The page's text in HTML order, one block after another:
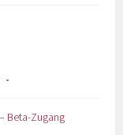
Beta-Zugang